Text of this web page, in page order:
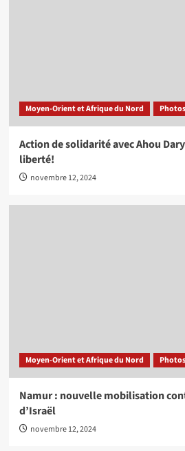
Moyen-Orient et Afrique du Nord Photos
Action de solidarité avec Ahou
liberté!
novembre 12, 2024
Moyen-Orient et Afrique du Nord Photos
Namur : nouvelle mobilisation
d’Israël
novembre 12, 2024